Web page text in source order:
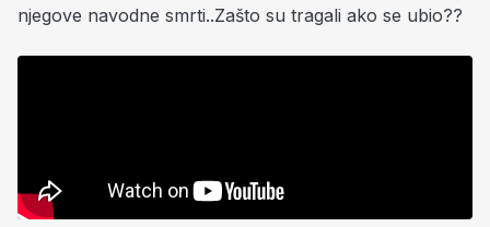
njegove navodne smrti..Zašto su tragali ako se ubio??